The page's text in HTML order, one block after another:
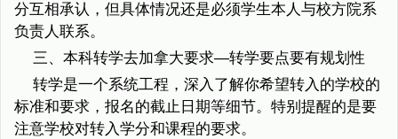
分互相承认，但具体情况还是必须学生本人与校方院系
负责人联系。
三、本科转学去加拿大要求—转学要点要有规划性
转学是一个系统工程，深入了解你希望转入的学校的
标准和要求，报名的截止日期等细节。特别提醒的是要
注意学校对转入学分和课程的要求。